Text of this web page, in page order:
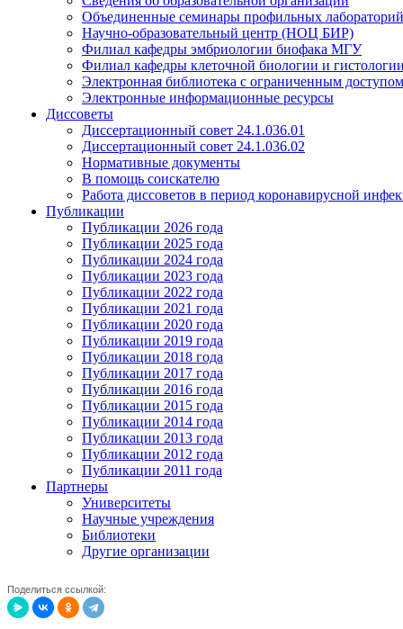
Объединенные семинары профильных лабораторий
Научно-образовательный центр (НОЦ БИР)
Филиал кафедры эмбриологии биофака МГУ
Филиал кафедры клеточной биологии и
Электронная библиотека с ограниченным доступом
Электронные информационные ресурсы
Диссоветы
Диссертационный совет 24.1.036.01
Диссертационный совет 24.1.036.02
Нормативные документы
В помощь соискателю
Работа диссоветов в период коронавирусной
Публикации
Публикации 2026 года
Публикации 2025 года
Публикации 2024 года
Публикации 2023 года
Публикации 2022 года
Публикации 2021 года
Публикации 2020 года
Публикации 2019 года
Публикации 2018 года
Публикации 2017 года
Публикации 2016 года
Публикации 2015 года
Публикации 2014 года
Публикации 2013 года
Публикации 2012 года
Публикации 2011 года
Партнеры
Университеты
Научные учреждения
Библиотеки
Другие организации
Поделиться ссылкой: